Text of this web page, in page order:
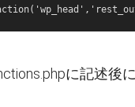
に記述後